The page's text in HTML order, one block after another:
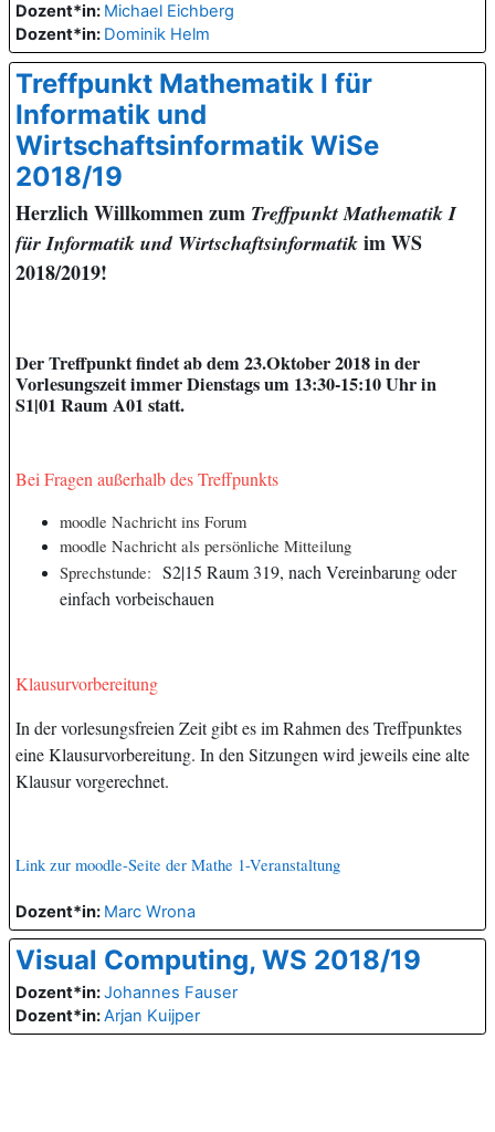
Dozent*in: Michael Eichberg
Dozent*in: Dominik Helm
Treffpunkt Mathematik I für
Informatik und
Wirtschaftsinformatik WiSe
2018/19
Herzlich Willkommen zum Treffpunkt Mathematik I
für Informatik und Wirtschaftsinformatik im WS
2018/2019!
Der Treffpunkt findet ab dem 23.Oktober 2018 in der
Vorlesungszeit immer Dienstags um 13:30-15:10 Uhr in
S1|01 Raum A01 statt.
Bei Fragen außerhalb des Treffpunkts
moodle Nachricht ins Forum
moodle Nachricht als persönliche Mitteilung
Sprechstunde: S2|15 Raum 319, nach Vereinbarung oder
einfach vorbeischauen
Klausurvorbereitung
In der vorlesungsfreien Zeit gibt es im Rahmen des Treffpunktes
eine Klausurvorbereitung. In den Sitzungen wird jeweils eine alte
Klausur vorgerechnet.
Link zur moodle-Seite der Mathe 1-Veranstaltung
Dozent*in: Marc Wrona
Visual Computing, WS 2018/19
Dozent*in:Johannes Fauser
Dozent*in:Arjan Kuijper